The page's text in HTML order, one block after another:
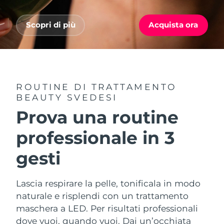
Scopri di più Acquista ora
ROUTINE DI TRATTAMENTO
BEAUTY SVEDESI
Prova una routine
professionale in 3
gesti
Lascia respirare la pelle, tonificala in modo
naturale e risplendi con un trattamento
maschera a LED. Per risultati professionali
dove vuoi, quando vuoi. Dai un’occhiata
For healthy hair
18% PAP
Cosmetici Uomini
APP FOREO
CHI SIAMO
Israele
Italia Consegna stimata8/8/26
Jersey Consegna stimata
Consegna stimata
Lettonia
Lituania Consegna stimata8/8/26